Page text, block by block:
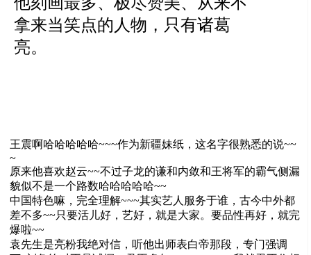
拿来当笑点的人物，只有诸葛
亮。
王震啊哈哈哈哈哈~~~作为新疆妹纸，这名字很熟悉的说~~
~
原来他喜欢赵云~~不过子龙的谦和内敛和王将军的霸气侧漏
貌似不是一个路数哈哈哈哈哈~~
中国特色嘛，完全理解~~~其实艺人服务于谁，古今中外都
差不多~~只要活儿好，艺好，就是大家。要品性再好，就完
爆啦~~
袁先生是亮粉我绝对信，听他出师表白帝那段，专门强调